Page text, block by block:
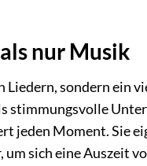
nur Musik
Liedern, sondern
stimmungsvolle
jeden Moment. Sie
sich eine